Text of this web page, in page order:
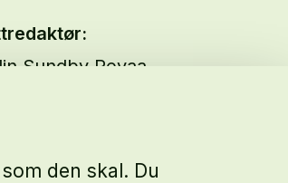
den skal. Du
Sundby Revaa